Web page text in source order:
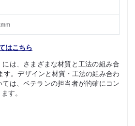
はこちら
は、さまざまな材質と工法の組み合
す。デザインと材質・工法の組み合わ
は、ベテランの担当者が的確にコン
す。